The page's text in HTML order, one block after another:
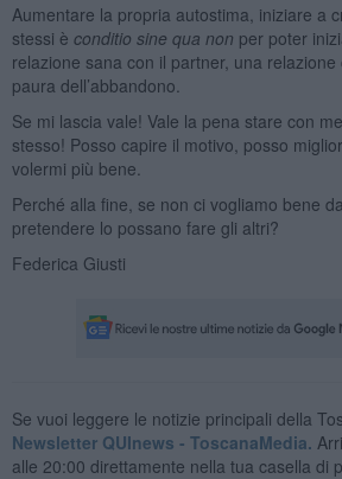
Aumentare la propria autostima, iniziare a
stessi è conditio sine qua non per poter
relazione sana con il partner, una
paura dell’abbandono.
Se mi lascia vale! Vale la pena stare con
stesso! Posso capire il motivo, posso
volermi più bene.
Perché alla fine, se non ci vogliamo bene
pretendere lo possano fare gli altri?
Federica Giusti
Se vuoi leggere le notizie principali della
Newsletter QUInews - ToscanaMedia.
alle 20:00 direttamente nella tua casella di